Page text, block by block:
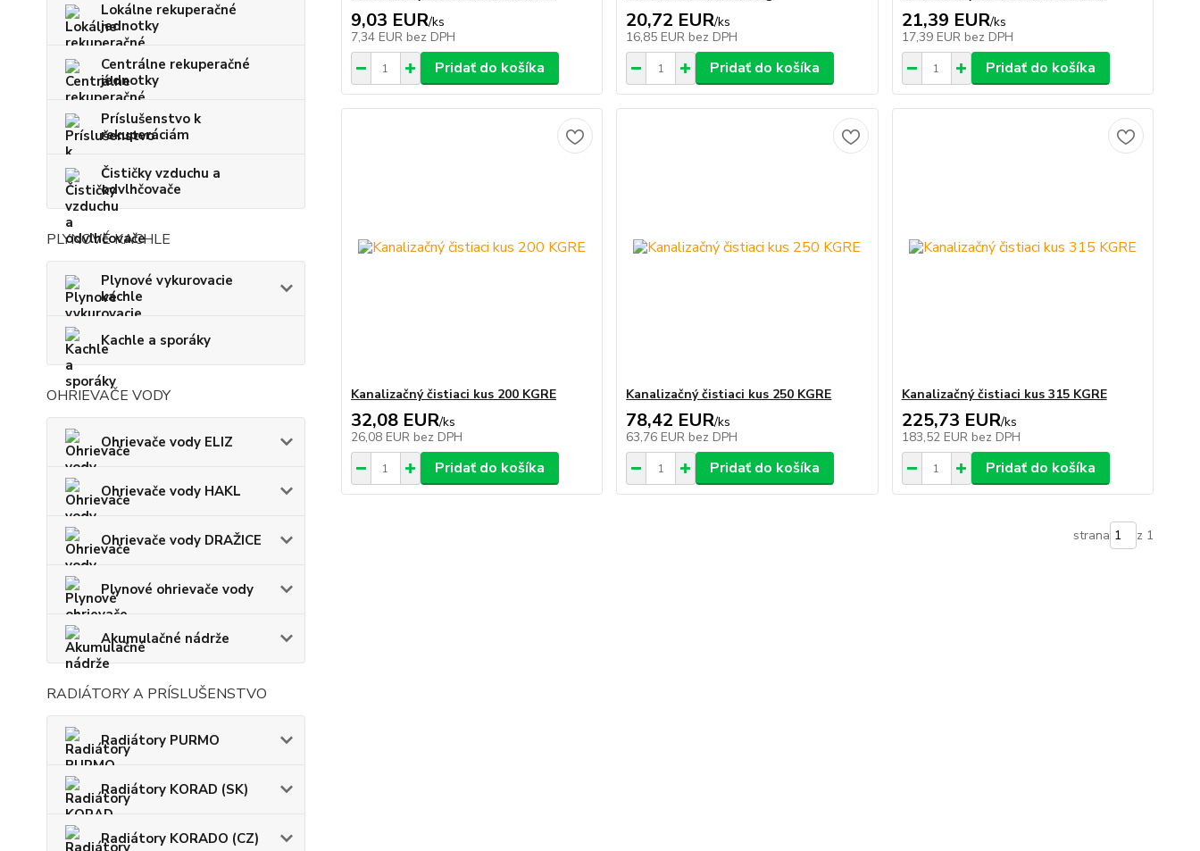
Lokálne rekuperačné
jednotky
Centrálne rekuperačné
jednotky
Príslušenstvo k
rekuperáciám
Čističky vzduchu a
odvlhčovače
PLYNOVÉ KACHLE
Plynové vykurovacie
kachle
Kachle a sporáky
OHRIEVAČE VODY
Ohrievače vody ELIZ
Ohrievače vody HAKL
Ohrievače vody DRAŽICE
Plynové ohrievače vody
Akumulačné nádrže
RADIÁTORY A PRÍSLUŠENSTVO
Radiátory PURMO
Radiátory KORAD (SK)
Radiátory KORADO (CZ)
9,03 EUR/ks
7,34 EUR bez DPH
Pridať do košíka
20,72 EUR/ks
16,85 EUR bez DPH
Pridať do košíka
21,39 EUR/ks
17,39 EUR bez DPH
Pridať do košíka
Kanalizačný čistiaci kus 200 KGRE
32,08 EUR/ks
26,08 EUR bez DPH
Pridať do košíka
Kanalizačný čistiaci kus 250 KGRE
78,42 EUR/ks
63,76 EUR bez DPH
Pridať do košíka
Kanalizačný čistiaci kus 315 KGRE
225,73 EUR/ks
183,52 EUR bez DPH
Pridať do košíka
strana z 1